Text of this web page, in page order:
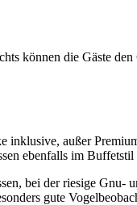
können die Gäste
außer
ebenfalls im
bei der riesige Gnu-
gute